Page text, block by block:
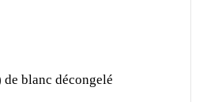
blanc décongelé